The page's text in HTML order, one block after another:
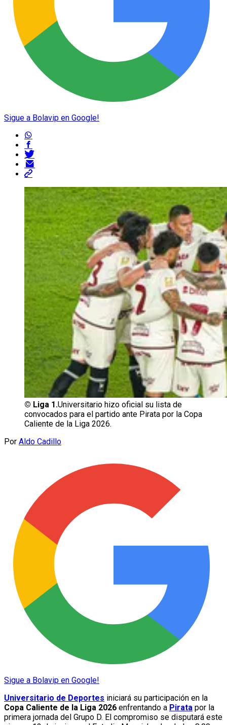
Sigue a Bolavip en Google!
© Liga 1.Universitario hizo oficial su lista de
convocados para el partido ante Pirata por la Copa
Caliente de la Liga 2026.
Por Aldo Cadillo
Sigue a Bolavip en Google!
Universitario de Deportes iniciará su participación en la
Copa Caliente de la Liga 2026 enfrentando a Pirata por la
primera jornada del Grupo D. El compromiso se disputará este